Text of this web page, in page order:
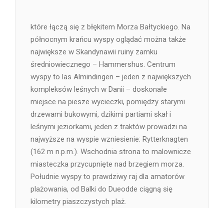
które łączą się z błękitem Morza Bałtyckiego. Na
północnym krańcu wyspy oglądać można także
największe w Skandynawii ruiny zamku
średniowiecznego – Hammershus. Centrum
wyspy to las Almindingen – jeden z największych
kompleksów leśnych w Danii – doskonałe
miejsce na piesze wycieczki, pomiędzy starymi
drzewami bukowymi, dzikimi partiami skał i
leśnymi jeziorkami, jeden z traktów prowadzi na
najwyższe na wyspie wzniesienie: Rytterknagten
(162 m n.p.m.). Wschodnia strona to malownicze
miasteczka przycupnięte nad brzegiem morza.
Południe wyspy to prawdziwy raj dla amatorów
plażowania, od Balki do Dueodde ciągną się
kilometry piaszczystych plaż.